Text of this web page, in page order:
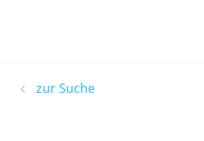
zur Suche